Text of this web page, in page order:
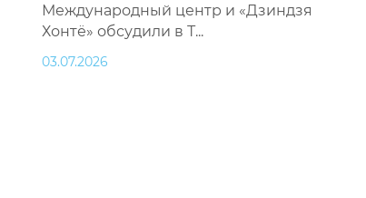
Международный центр и «Дзиндзя
Хонтё» обсудили в Т...
03.07.2026